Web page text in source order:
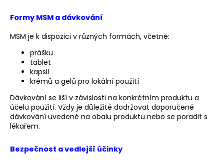
Formy MSM a dávkování
MSM je k dispozici v různých formách, včetně:
prášku
tablet
kapslí
krémů a gelů pro lokální použití
Dávkování se liší v závislosti na konkrétním produktu a
účelu použití. Vždy je důležité dodržovat doporučené
dávkování uvedené na obalu produktu nebo se poradit s
lékařem.
Bezpečnost a vedlejší účinky
m
BĚŽECKÁ
BUNDA
RONHILL
EVERYDAY
899
Kč
Původně:
1
Kč